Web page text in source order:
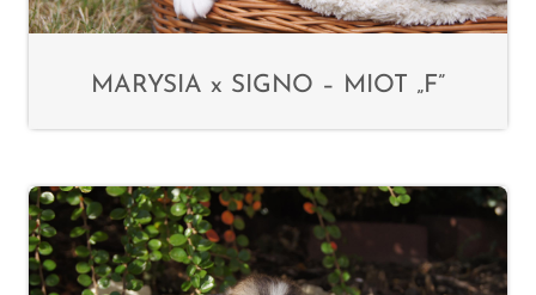
MARYSIA x SIGNO – MIOT „F”